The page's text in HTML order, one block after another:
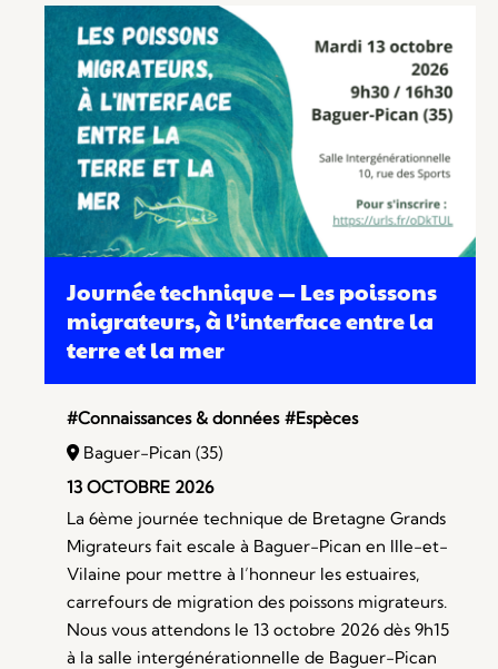
Journée technique — Les poissons
migrateurs, à l’interface entre la
terre et la mer
#Connaissances & données #Espèces
Baguer-Pican (35)
13 OCTOBRE 2026
La 6ème journée technique de Bretagne Grands
Migrateurs fait escale à Baguer-Pican en Ille-et-
Vilaine pour mettre à l’honneur les estuaires,
carrefours de migration des poissons migrateurs.
Nous vous attendons le 13 octobre 2026 dès 9h15
à la salle intergénérationnelle de Baguer-Pican